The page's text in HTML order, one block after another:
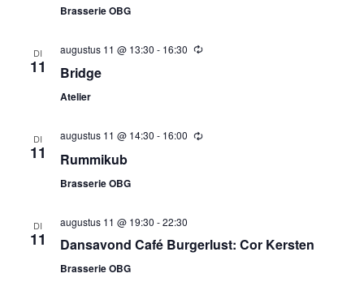
Brasserie OBG
DI
11
augustus 11 @ 13:30 - 16:30 Terugkerend
Bridge
Atelier
DI
11
augustus 11 @ 14:30 - 16:00 Terugkerend
Rummikub
Brasserie OBG
DI
11
augustus 11 @ 19:30 -22:30
Dansavond Café Burgerlust: Cor Kersten
Brasserie OBG